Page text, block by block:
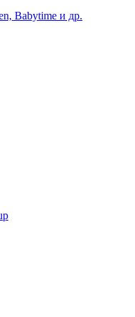
Babytime и др.